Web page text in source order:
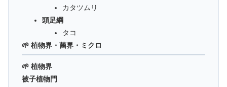
カタツムリ
頭足綱
タコ
🌱 植物界・菌界・ミクロ
🌱 植物界
被子植物門